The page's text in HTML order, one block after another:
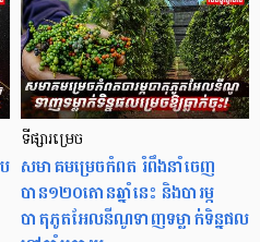
ទីផ្សារម្រេច
សមាគមម្រេចកំពត រំពឹងនាំចេញ
បាន១២០តោនឆ្នាំនេះ និងបារម្ភ
បាតុភូតអែលនីណូទាញទម្លាក់ទិន្នផល